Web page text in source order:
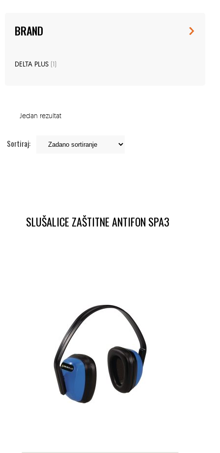
BRAND
DELTA PLUS (1)
Jedan rezultat
Sortiraj:
SLUŠALICE ZAŠTITNE ANTIFON SPA3